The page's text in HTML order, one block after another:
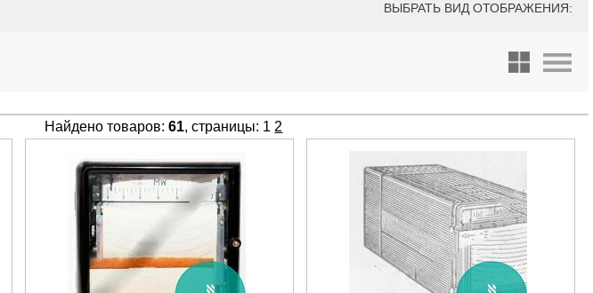
ВЫБРАТЬ ВИД ОТОБРАЖЕНИЯ:
Найдено товаров:61, страницы: 1 2